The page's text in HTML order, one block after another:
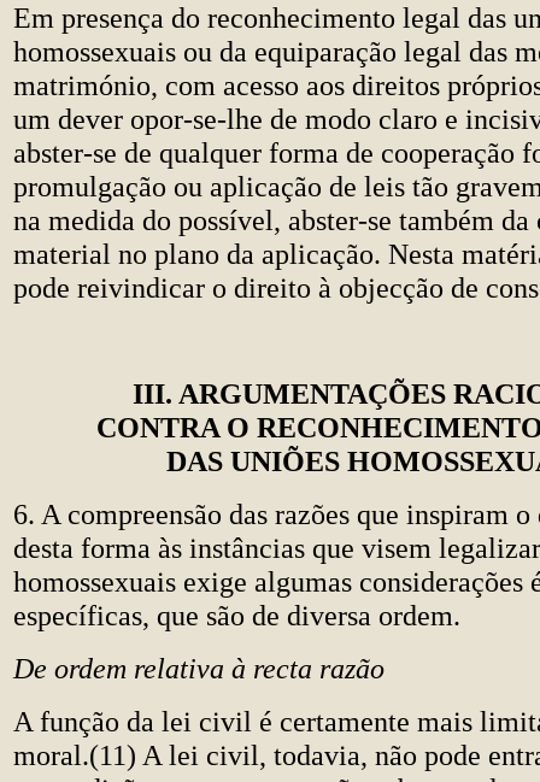
Em presença do reconhecimento legal das
homossexuais ou da equiparação legal das
matrimónio, com acesso aos direitos
um dever opor-se-lhe de modo claro e
abster-se de qualquer forma de cooperação
promulgação ou aplicação de leis tão
na medida do possível, abster-se também da
material no plano da aplicação. Nesta
pode reivindicar o direito à objecção de
III. ARGUMENTAÇÕES
CONTRA O
DAS UNIÕES
6. A compreensão das razões que inspiram
desta forma às instâncias que visem
homossexuais exige algumas considerações
específicas, que são de diversa ordem.
De ordem relativa à recta razão
A função da lei civil é certamente mais
moral.(11) A lei civil, todavia, não pode